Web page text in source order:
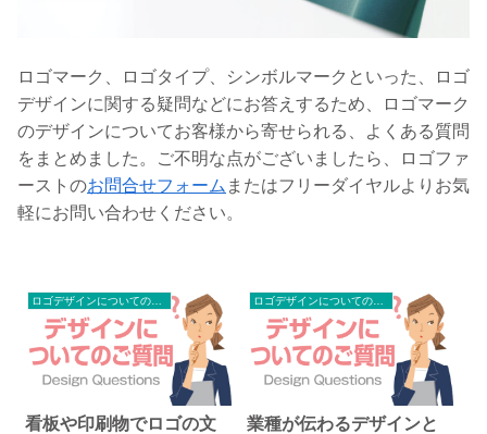
ロゴマーク、ロゴタイプ、シンボルマークといった、ロゴ
デザインに関する疑問などにお答えするため、ロゴマーク
のデザインについてお客様から寄せられる、よくある質問
をまとめました。ご不明な点がございましたら、ロゴファ
ーストのお問合せフォーム またはフリーダイヤルよりお気
軽にお問い合わせください。
看板や印刷物でロゴの文
業種が伝わるデザインと